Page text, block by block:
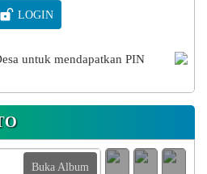
DULUMAI
LOGIN
untuk mendapatkan PIN
Buka Album